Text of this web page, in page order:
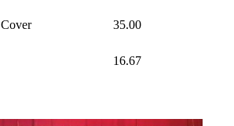
Cover 35.00
16.67